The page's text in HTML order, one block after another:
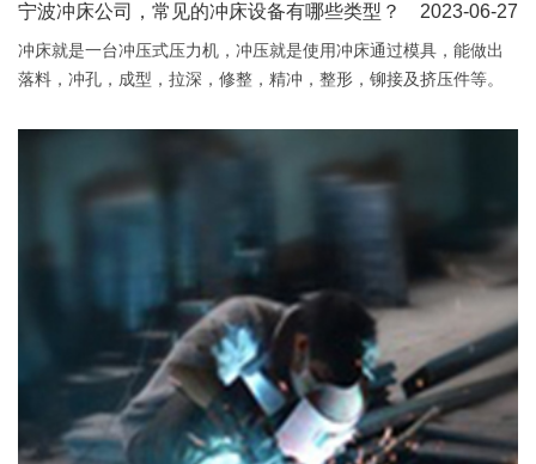
2023-06-27
宁波冲床公司，常见的冲床设备有哪些类型？
冲床就是一台冲压式压力机，冲压就是使用冲床通过模具，能做出
落料，冲孔，成型，拉深，修整，精冲，整形，铆接及挤压件等。